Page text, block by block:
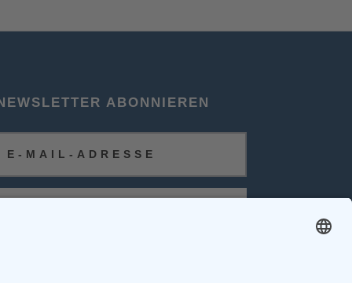
ABONNIEREN